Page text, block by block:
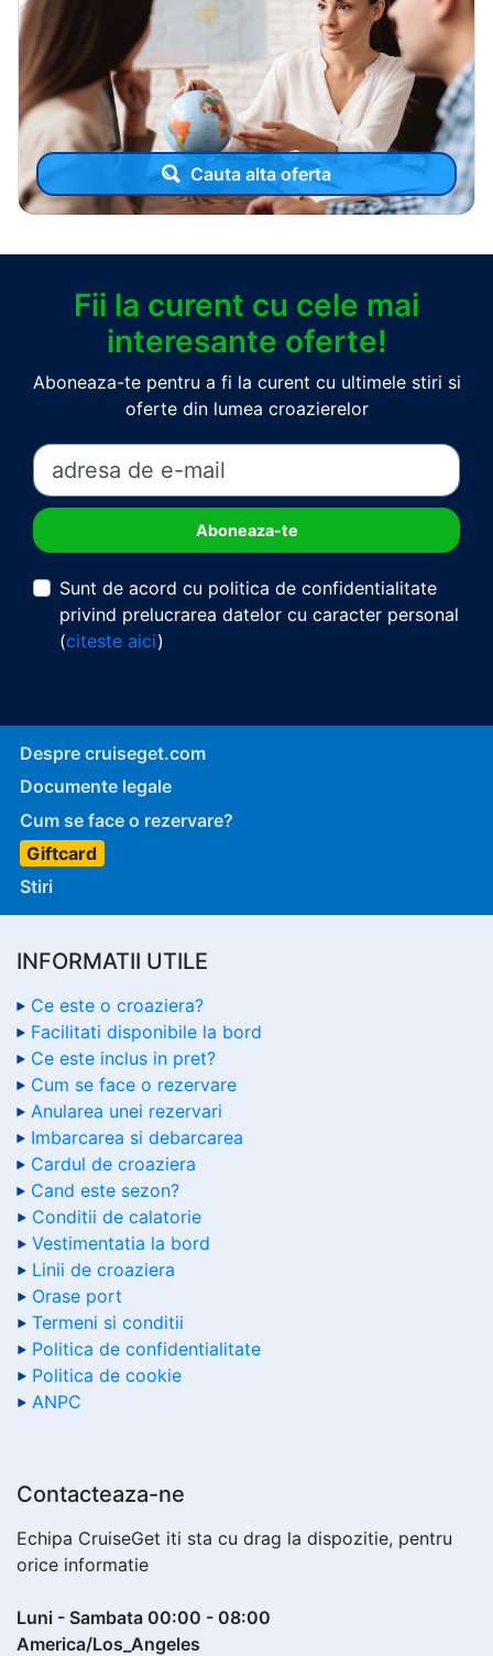
Cauta alta oferta
Fii la curent cu cele mai
interesante oferte!
Aboneaza-te pentru a fi la curent cu ultimele stiri si
oferte din lumea croazierelor
Sunt de acord cu politica de confidentialitate
privind prelucrarea datelor cu caracter personal
(citeste aici)
Despre cruiseget.com
Documente legale
Cum se face o rezervare?
Giftcard
Stiri
INFORMATII UTILE
Ce este o croaziera?
Facilitati disponibile la bord
Ce este inclus in pret?
Cum se face o rezervare
Anularea unei rezervari
Imbarcarea si debarcarea
Cardul de croaziera
Cand este sezon?
Conditii de calatorie
Vestimentatia la bord
Linii de croaziera
Orase port
Termeni si conditii
Politica de confidentialitate
Politica de cookie
ANPC
Contacteaza-ne
Echipa CruiseGet iti sta cu drag la dispozitie, pentru
orice informatie
Luni - Sambata 00:00 - 08:00
America/Los_Angeles